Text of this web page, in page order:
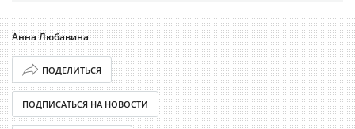
Анна Любавина
ПОДЕЛИТЬСЯ
ПОДПИСАТЬСЯ НА НОВОСТИ